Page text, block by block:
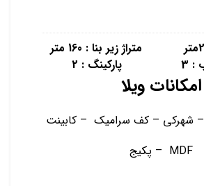
: 2
امکانات ویلا
شهرکی – کف سرامیک – کابینت
MDF – پکیج